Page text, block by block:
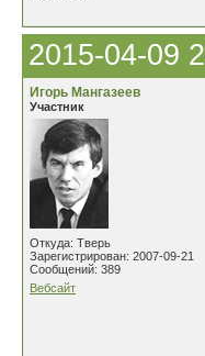
2015-04-09
Игорь Мангазеев
Участник
Откуда: Тверь
Зарегистрирован: 2007-09-21
Сообщений: 389
Вебсайт